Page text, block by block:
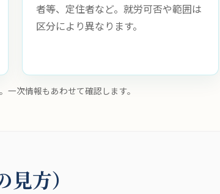
者等、定住者など。就労可否や範囲は
区分により異なります。
次情報もあわせて確認します。
方）